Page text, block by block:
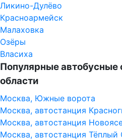
Ликино-Дулёво
Красноармейск
Малаховка
Озёры
Власиха
Популярные автобусные
области
Москва, Южные ворота
Москва, автостанция
Москва, автостанция
Москва, автостанция Тёплый